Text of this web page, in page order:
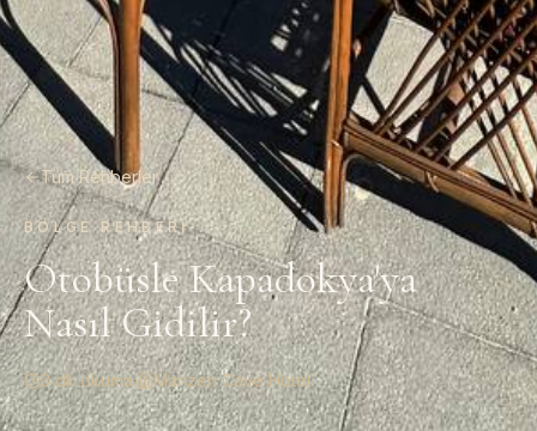
Tüm Rehberler
BÖLGE REHBERI
Otobüsle Kapadokya'ya
Nasıl Gidilir?
3 dk okuma· Mahzen Cave Hotel